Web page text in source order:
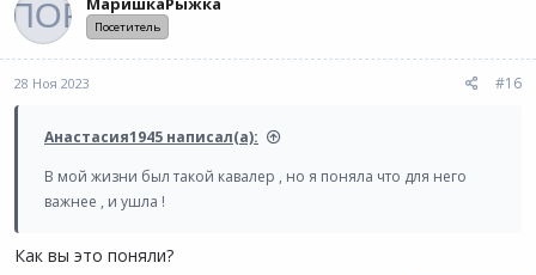
:
Посетитель
28 Ноя 2023 #16
Анастасия1945 написал(а):
В мой жизни был такой кавалер , но я поняла что для него
важнее , и ушла !
Как вы это поняли?